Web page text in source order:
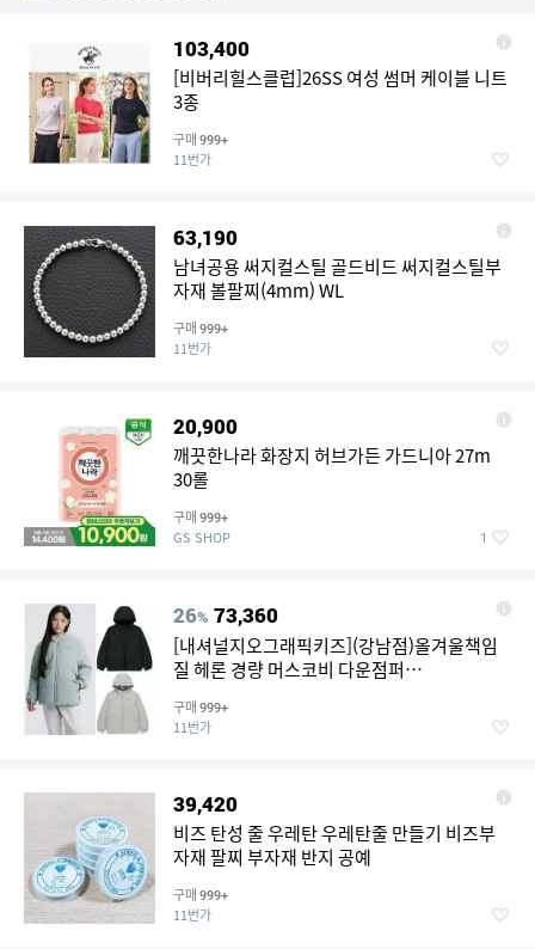
103,400
[비버리힐스클럽]26SS 여성 썸머 케이블 니트
3종
구매 999+
11번가
63,190
남녀공용 써지컬스틸 골드비드 써지컬스틸부
자재 볼팔찌(4mm) WL
구매 999+
11번가
20,900
깨끗한나라 화장지 허브가든 가드니아 27m
30롤
구매 999+
GS SHOP 1
26% 73,360
[내셔널지오그래픽키즈](강남점)올겨울책임
질 헤론 경량 머스코비 다운점퍼
구매 999+
11번가
39,420
비즈 탄성 줄 우레탄 우레탄줄 만들기 비즈부
자재 팔찌 부자재 반지 공예
구매 999+
11번가